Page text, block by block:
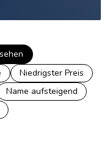
Niedrigster Preis
Name aufsteigend